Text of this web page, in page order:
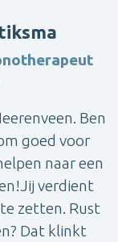
Ben
goed voor
naar een
verdient
zetten. Rust
Dat klinkt